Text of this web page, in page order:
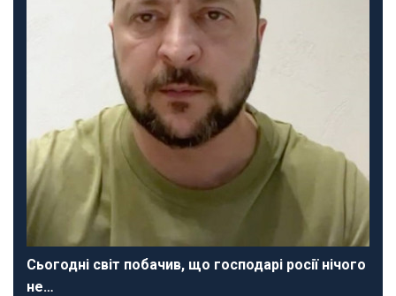
Сьогодні світ побачив, що господарі росії нічого
не…